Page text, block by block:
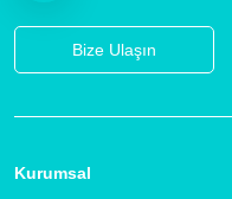
Bize Ulaşın
Kurumsal